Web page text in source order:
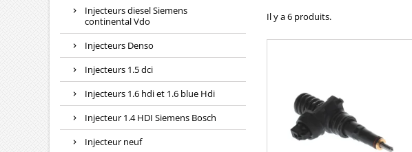
Injecteurs diesel Siemens
continental Vdo
Injecteurs Denso
Injecteurs 1.5 dci
Injecteurs 1.6 hdi et 1.6 blue Hdi
Injecteur 1.4 HDI Siemens Bosch
Injecteur neuf
Il y a 6 produits.